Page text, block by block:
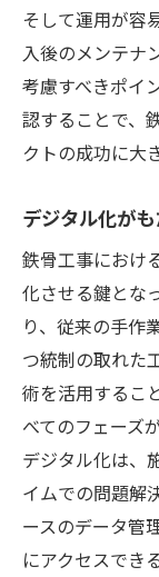
そして運用が容
入後のメンテナ
考慮すべきポイ
認することで、
クトの成功に大
デジタル化が
鉄骨工事におけ
化させる鍵とな
り、従来の手作
つ統制の取れた
術を活用するこ
べてのフェーズ
デジタル化は、
イムでの問題解
ースのデータ管
にアクセスでき